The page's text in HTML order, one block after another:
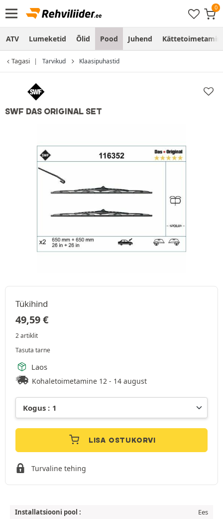
ATV Lumeketid Õlid Pood Juhend
Tagasi Tarvikud Klaasipuhastid
SWF DAS ORIGINAL SET
Tükihind
49,59€
2 artiklit
Tasuta tarne
Laos
Kohaletoimetamine 12 - 14 august
LISA OSTUKORVI
Turvaline tehing
Installatsiooni pool :
Ees